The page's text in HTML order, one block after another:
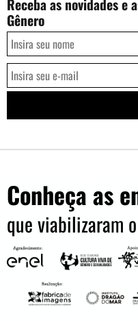
Receba as novidades e
Gênero
Conheça as
que viabilizaram